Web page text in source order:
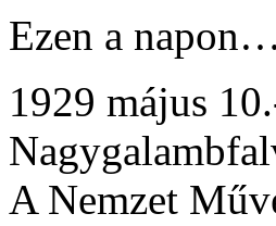
Ezen a napon…
1929 május
A Nemzet